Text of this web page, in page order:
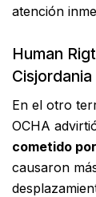
atención
Human
Cisjordania
En el otro
OCHA
cometido
causaron